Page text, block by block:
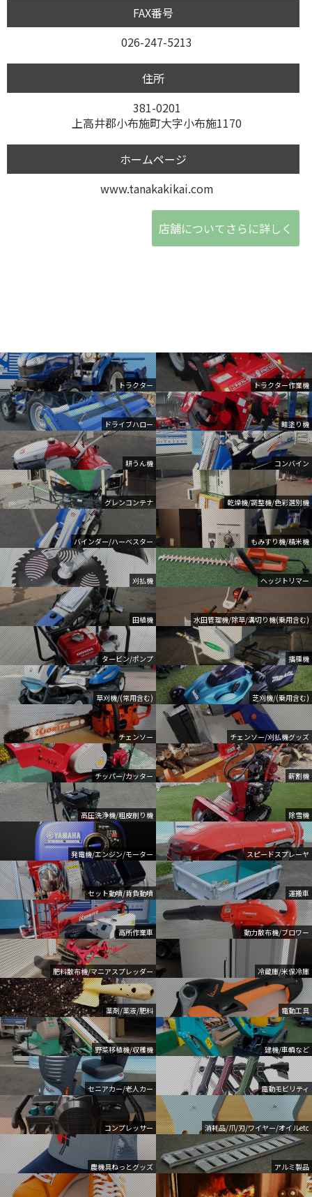
トラクター トラクター作業機
ドライブハロー 畦塗り機
耕うん機 コンバイン
グレンコンテナ 乾燥機/調整機/色彩選別機
バインダー/ハーベスター もみすり機/精米機
刈払機 ヘッジトリマー
田植機 水田管理機/除草/溝切り機(乗用含む)
タービン/ポンプ 播種機
草刈機/(常用含む) 芝刈機/(乗用含む)
チェンソー チェンソー/刈払機グッズ
チッパー/カッター 薪割機
高圧洗浄機/粗皮削り機 除雪機
発電機/エンジン/モーター スピードスプレーヤ
セット動噴/背負動噴 運搬車
高所作業車 動力散布機/ブロワー
肥料散布機/マニアスプレッダー 冷蔵庫/米保冷庫
薬剤/薬液/肥料 電動工具
野菜移植機/収穫機 建機/車輌など
セニアカー/老人カー 電動モビリティ
コンプレッサー 消耗品/爪/刃/ワイヤー/オイルetc
農機具ねっとグッズ アルミ製品
FAX番号
026-247-5213
住所
381-0201
上高井郡小布施町大字小布施1170
ホームページ
www.tanakakikai.com
店舗についてさらに詳しく